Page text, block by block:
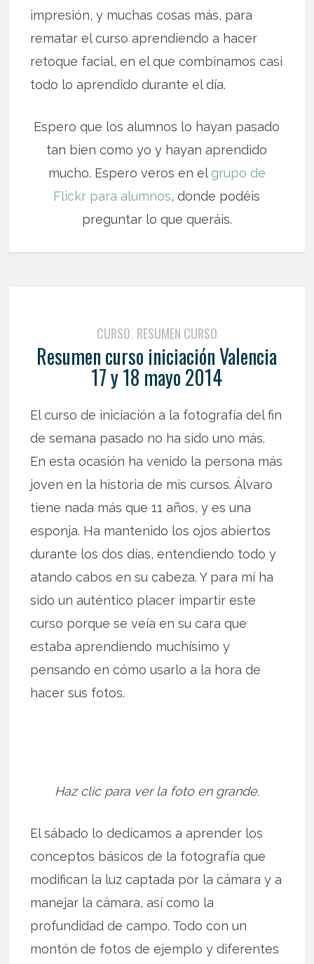
impresión, y muchas cosas más, para
rematar el curso aprendiendo a hacer
retoque facial, en el que combinamos casi
todo lo aprendido durante el día.
Espero que los alumnos lo hayan pasado
tan bien como yo y hayan aprendido
mucho. Espero veros en el grupo de
Flickr para alumnos, donde podéis
preguntar lo que queráis.
CURSO, RESUMEN CURSO
Resumen curso iniciación Valencia
17 y 18 mayo 2014
El curso de iniciación a la fotografía del fin
de semana pasado no ha sido uno más.
En esta ocasión ha venido la persona más
joven en la historia de mis cursos. Álvaro
tiene nada más que 11 años, y es una
esponja. Ha mantenido los ojos abiertos
durante los dos días, entendiendo todo y
atando cabos en su cabeza. Y para mí ha
sido un auténtico placer impartir este
curso porque se veía en su cara que
estaba aprendiendo muchísimo y
pensando en cómo usarlo a la hora de
hacer sus fotos.
Haz clic para ver la foto en grande.
El sábado lo dedicamos a aprender los
conceptos básicos de la fotografía que
modifican la luz captada por la cámara y a
manejar la cámara, así como la
profundidad de campo. Todo con un
montón de fotos de ejemplo y diferentes